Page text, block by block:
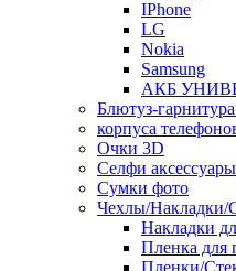
IPhone
LG
Nokia
Samsung
АКБ
Блютуз-
корпуса
Очки 3D
Селфи
Сумки фото
Чехлы/Накладки/
Накладки
Пленка для
Пленки/